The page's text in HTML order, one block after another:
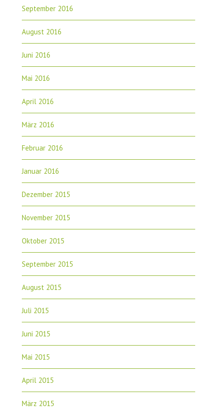
September 2016
August 2016
Juni 2016
Mai 2016
April 2016
März 2016
Februar 2016
Januar 2016
Dezember 2015
November 2015
Oktober 2015
September 2015
August 2015
Juli 2015
Juni 2015
Mai 2015
April 2015
März 2015